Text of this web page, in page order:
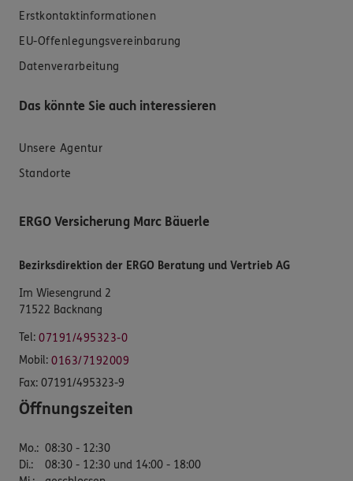
Erstkontaktinformationen
EU-Offenlegungsvereinbarung
Datenverarbeitung
Das könnte Sie auch interessieren
Unsere Agentur
Standorte
ERGO Versicherung Marc Bäuerle
Bezirksdirektion der ERGO Beratung und Vertrieb AG
Im Wiesengrund 2
71522 Backnang
Tel: 07191/495323-0
Mobil: 0163/7192009
Fax: 07191/495323-9
Öffnungszeiten
Mo.: 08:30 - 12:30
Di.:
08:30 - 12:30 und 14:00 - 18:00